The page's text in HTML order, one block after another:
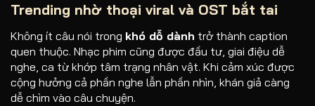
Trending nhờ thoại viral và OST bắt tai
Không ít câu nói trong khó dỗ dành trở thành caption
quen thuộc. Nhạc phim cũng được đầu tư, giai điệu dễ
nghe, ca từ khớp tâm trạng nhân vật. Khi cảm xúc được
cộng hưởng cả phần nghe lẫn phần nhìn, khán giả càng
dễ chìm vào câu chuyện.